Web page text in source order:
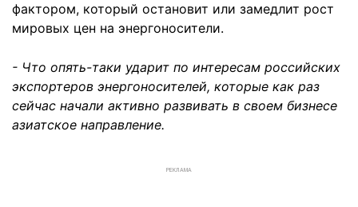
фактором, который остановит или замедлит рост
мировых цен на энергоносители.
- Что опять-таки ударит по интересам российских
экспортеров энергоносителей, которые как раз
сейчас начали активно развивать в своем бизнесе
азиатское направление.
РЕКЛАМА